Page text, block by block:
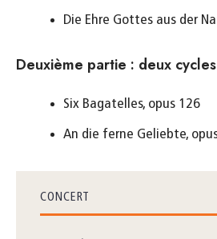
Die Ehre Gottes aus der
Deuxième partie : deux
Six Bagatelles, opus 126
An die ferne Geliebte,
CONCERT